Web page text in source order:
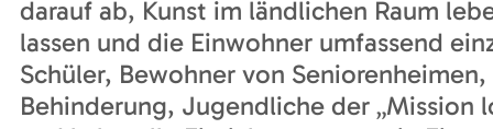
darauf ab, Kunst im ländlichen Raum
lassen und die Einwohner umfassend
Schüler, Bewohner von
Behinderung, Jugendliche der „Mission